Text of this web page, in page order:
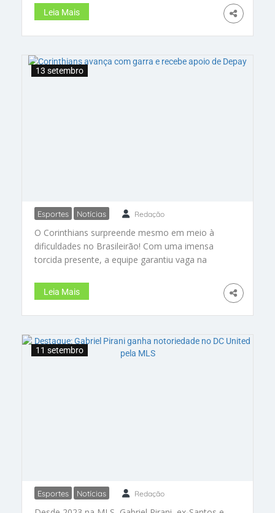
#LionelMessi #InterMiami #Futebol
Leia Mais
Corinthians avança com garra e
recebe apoio de Depay
13 setembro
Esportes Notícias Redação
O Corinthians surpreende mesmo em meio à
dificuldades no Brasileirão! Com uma imensa
torcida presente, a equipe garantiu vaga na
Juventude por 3 a 1. Gols emocionantes de
Romero e Zé Marcos movimentaram a Neo
Química Arena. Saiba mais!
Leia Mais
Destaque: Gabriel Pirani ganha
11 setembro
Esportes Notícias Redação